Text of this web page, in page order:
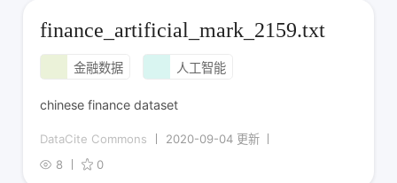
finance_artificial_mark_2159.txt
金融数据 人工智能
chinese finance dataset
DataCite Commons
2020-09-04 更新
8
0